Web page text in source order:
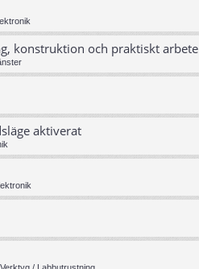
konstruktion och praktiskt arbete
aktiverat